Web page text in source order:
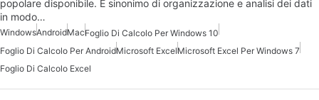
popolare disponibile. È sinonimo di organizzazione e analisi dei dati
in modo…
WindowsAndroidMacFoglio Di Calcolo Per Windows 10
Foglio Di Calcolo Per AndroidMicrosoft ExcelMicrosoft Excel Per Windows 7
Foglio Di Calcolo Excel